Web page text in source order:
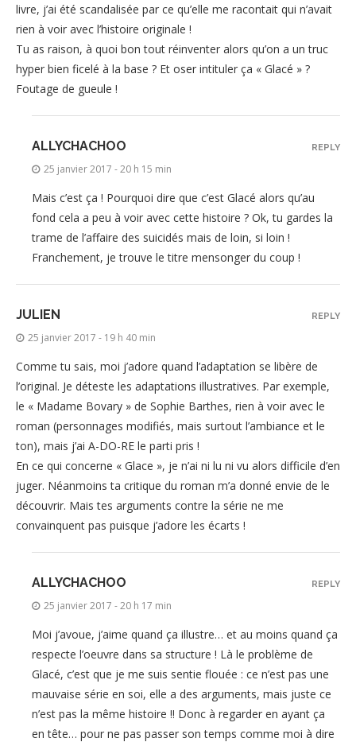
livre, j’ai été scandalisée par ce qu’elle me racontait qui n’avait
rien à voir avec l’histoire originale !
Tu as raison, à quoi bon tout réinventer alors qu’on a un truc
hyper bien ficelé à la base ? Et oser intituler ça « Glacé » ?
Foutage de gueule !
ALLYCHACHOO
25 janvier 2017 - 20 h 15 min
Mais c’est ça ! Pourquoi dire que c’est Glacé alors qu’au
fond cela a peu à voir avec cette histoire ? Ok, tu gardes la
trame de l’affaire des suicidés mais de loin, si loin !
Franchement, je trouve le titre mensonger du coup !
REPLY
JULIEN
25 janvier 2017 - 19 h 40 min
Comme tu sais, moi j’adore quand l’adaptation se libère de
l’original. Je déteste les adaptations illustratives. Par exemple,
le « Madame Bovary » de Sophie Barthes, rien à voir avec le
roman (personnages modifiés, mais surtout l’ambiance et le
ton), mais j’ai A-DO-RE le parti pris !
En ce qui concerne « Glace », je n’ai ni lu ni vu alors difficile d’en
juger. Néanmoins ta critique du roman m’a donné envie de le
découvrir. Mais tes arguments contre la série ne me
convainquent pas puisque j’adore les écarts !
REPLY
ALLYCHACHOO
25 janvier 2017 - 20 h 17 min
Moi j’avoue, j’aime quand ça illustre… et au moins quand ça
respecte l’oeuvre dans sa structure ! Là le problème de
Glacé, c’est que je me suis sentie flouée : ce n’est pas une
mauvaise série en soi, elle a des arguments, mais juste ce
n’est pas la même histoire !! Donc à regarder en ayant ça
en tête… pour ne pas passer son temps comme moi à dire
REPLY